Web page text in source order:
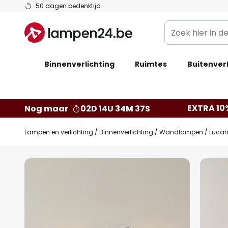
50 dagen bedenktijd
Ga
de
inhoud
Zoek
hier
de
Binnenverlichting Ruimtes
Nog maar 02D 14U 34M 36S EXTRA
Lampen en verlichting Binnenverlichting Wandlampen
Ga